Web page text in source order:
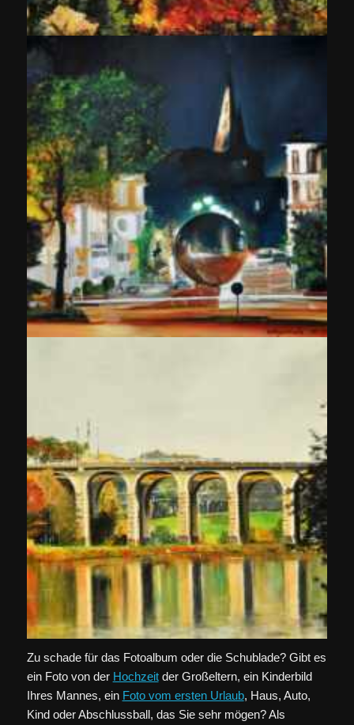
Zu schade für das Fotoalbum oder die Schublade? Gibt es
ein Foto von der Hochzeitder Großeltern, ein Kinderbild
Ihres Mannes, ein Foto vom ersten Urlaub, Haus, Auto,
Kind oder Abschlussball, das Sie sehr mögen? Als